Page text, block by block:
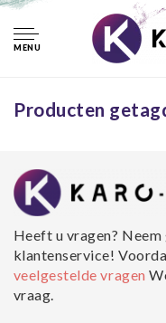
MENU
lente
Geen producten
Producten
Heeft u vragen?
klantenservice!
veelgestelde vragen
vraag.